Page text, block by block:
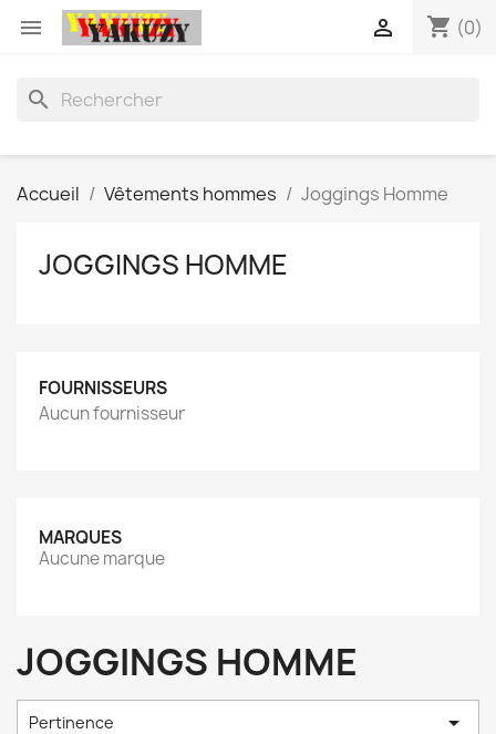
 shopping_cart (0)

search
Accueil Vêtements hommes Joggings Homme
JOGGINGS HOMME
FOURNISSEURS
Aucun fournisseur
MARQUES
Aucune marque
JOGGINGS HOMME
Pertinence 